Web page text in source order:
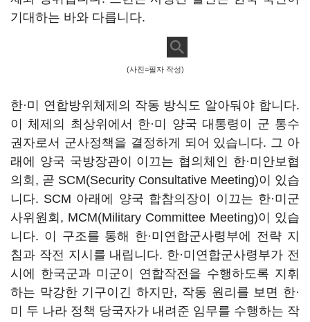
기대하는 바와 다릅니다.
(사진=필자 작성)
한·미 연합방위체제의 작동 방식도 알아둬야 합니다.
이 체제의 최상위에서 한·미 양국 대통령이 군 통수
권자로서 군사정책을 결정하게 되어 있습니다. 그 아
래에 양국 국방장관이 이끄는 협의체인 한·미안보협
의회, 곧 SCM(Security Consultative Meeting)이 있습
니다. SCM 아래에 양국 합참의장이 이끄는 한·미군
사위원회, MCM(Military Committee Meeting)이 있습
니다. 이 구조를 통해 한·미연합군사령부에 전략 지
침과 작전 지시를 내립니다. 한·미연합군사령부가 전
시에 한국군과 미군이 연합작전을 수행하도록 지휘
하는 막강한 기구이긴 하지만, 작동 원리를 보면 한·
미 두 나라 정책 당국자가 내려준 임무를 수행하는 작